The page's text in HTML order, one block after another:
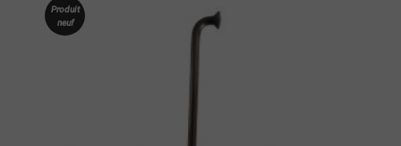
Produit
neuf